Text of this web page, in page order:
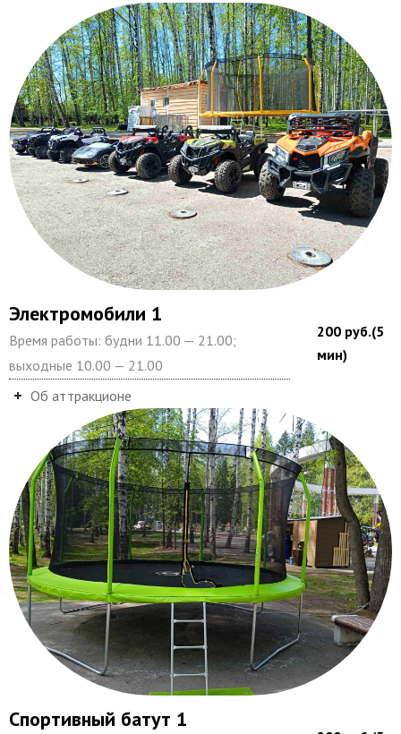
Электромобили 1
Время работы: будни 11.00 — 21.00;
выходные 10.00 — 21.00
Об аттракционе
200 руб.(5
мин)
Спортивный батут 1